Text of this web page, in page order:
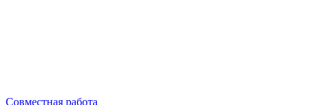
Совместная работа